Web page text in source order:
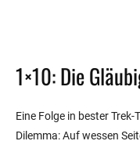
1×10: Die
Eine Folge in bester
Dilemma: Auf wessen